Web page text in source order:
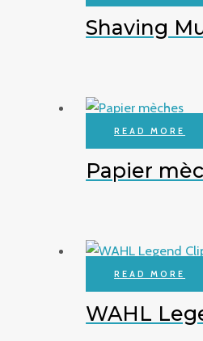
Shaving
READ MORE
Papier
READ MORE
WAHL